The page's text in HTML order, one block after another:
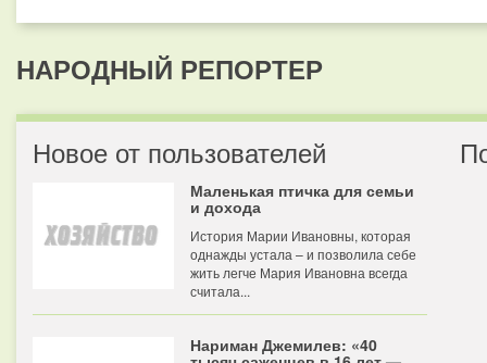
НАРОДНЫЙ РЕПОРТЕР
Новое от пользователей
Маленькая птичка для семьи
и дохода
История Марии Ивановны, которая
однажды устала – и позволила себе
жить легче Мария Ивановна всегда
считала...
Нариман Джемилев: «40